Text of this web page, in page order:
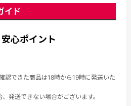
イド
心ポイント
認できた商品は18時から19時に発送いた
発送できない場合がございます。